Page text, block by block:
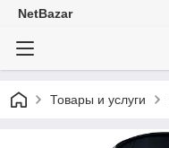
NetBazar
Товары и услуги